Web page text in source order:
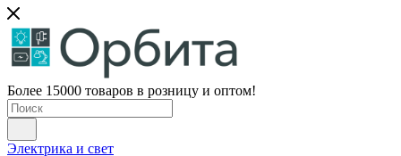
Более 15000 товаров в розницу и оптом!
Электрика и свет